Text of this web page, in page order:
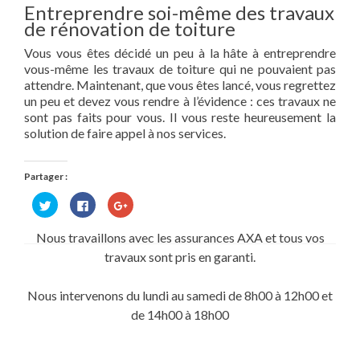
Entreprendre soi-même des travaux
de rénovation de toiture
Vous vous êtes décidé un peu à la hâte à entreprendre
vous-même les travaux de toiture qui ne pouvaient pas
attendre. Maintenant, que vous êtes lancé, vous regrettez
un peu et devez vous rendre à l’évidence : ces travaux ne
sont pas faits pour vous. Il vous reste heureusement la
solution de faire appel à nos services.
Partager :
Cliquez
pour
partager
Twitter(ouvre
Cliquez
pour
partager
sur
Facebook(ouvre
dans
une
Cliquez
pour
Google+
dans
fenêtre)
Nous travaillons avec les assurances AXA et tous vos
travaux sont pris en garanti.
Nous intervenons du lundi au samedi de 8h00 à 12h00 et
de 14h00 à 18h00